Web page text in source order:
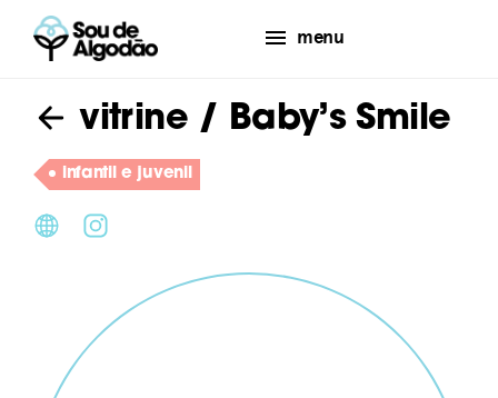
menu
vitrine/ Baby’s Smile
infantil e juvenil